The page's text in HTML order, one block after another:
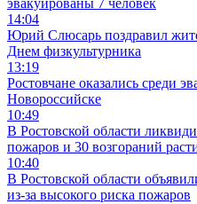
эвакуированы 7 человек
14:04
Юрий Слюсарь поздравил
Днем физкультурника
13:19
Ростовчане оказались среди
Новороссийске
10:49
В Ростовской области
пожаров и 30 возгораний
10:40
В Ростовской области
из-за высокого риска пожаров